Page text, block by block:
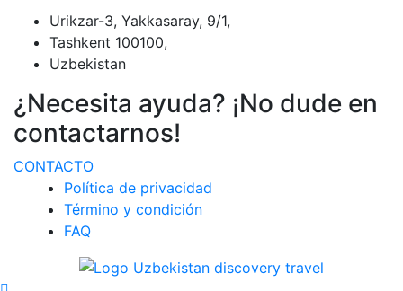
Urikzar-3, Yakkasaray, 9/1,
Tashkent 100100,
Uzbekistan
¿Necesita ayuda? ¡No dude en
contactarnos!
CONTACTO
Política de privacidad
Término y condición
FAQ